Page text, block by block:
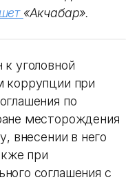
«Акчабар».
уголовной
коррупции при
по
месторождения
внесении в него
при
соглашения с